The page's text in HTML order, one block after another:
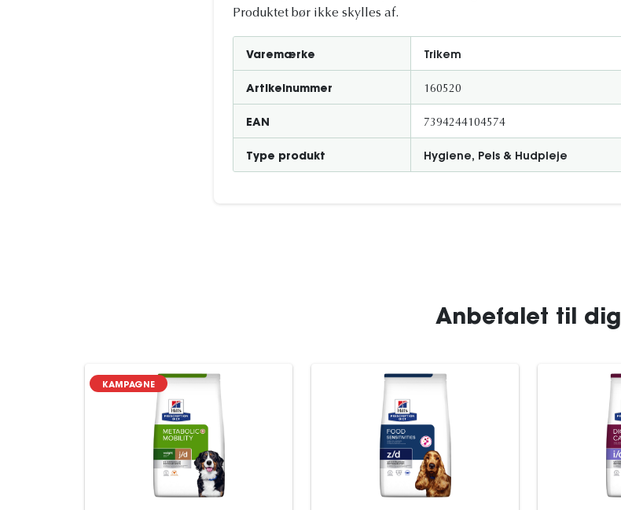
Produktet bør ikke skylles af.
Varemærke Trikem
Artikelnummer 160520
EAN 7394244104574
Type produkt Hygiene, Pels & Hudpleje
Anbefalet til dig
KAMPAGNE